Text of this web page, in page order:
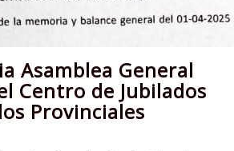
Asamblea General
Centro de Jubilados
Provinciales